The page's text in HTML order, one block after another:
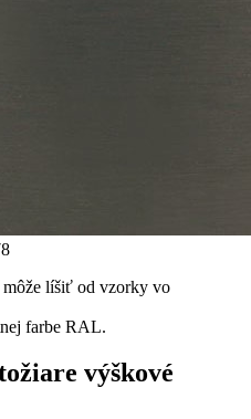
môže líšiť od vzorky vo
farbe RAL.
výškové